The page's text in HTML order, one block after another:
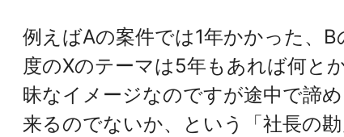
例えばAの案件では1年かかった、
度のXのテーマは5年もあれば何と
昧なイメージなのですが途中で諦
来るのでないか、という「社長の勘